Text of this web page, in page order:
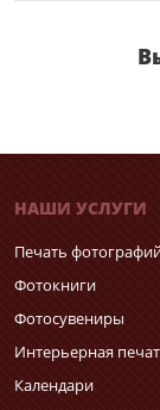
НАШИ УСЛУГИ
Печать
Фотокниги
Фотосувениры
Интерьерная
Календари